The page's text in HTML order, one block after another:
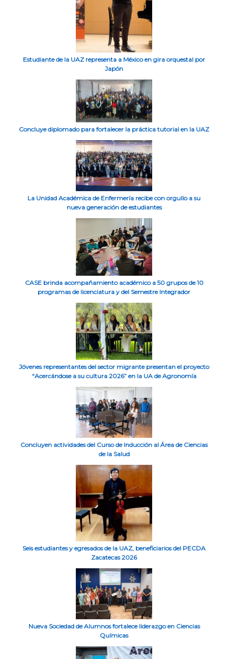
Estudiante de la UAZ representa a México en gira orquestal por
Japón
Concluye diplomado para fortalecer la práctica tutorial en la UAZ
La Unidad Académica de Enfermería recibe con orgullo a su
nueva generación de estudiantes
CASE brinda acompañamiento académico a 50 grupos de 10
programas de licenciatura y del Semestre Integrador
Jóvenes representantes del sector migrante presentan el proyecto
“Acercándose a su cultura 2026” en la UA de Agronomía
Concluyen actividades del Curso de Inducción al Área de Ciencias
de la Salud
Seis estudiantes y egresados de la UAZ, beneficiarios del PECDA
Zacatecas 2026
Nueva Sociedad de Alumnos fortalece liderazgo en Ciencias
Químicas